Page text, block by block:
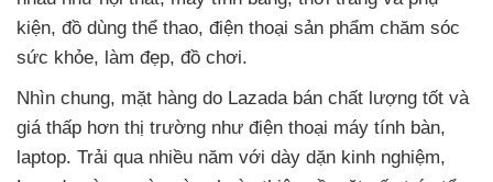
kiện, đồ dùng thể thao, điện thoại sản phẩm chăm sóc
sức khỏe, làm đẹp, đồ chơi.
Nhìn chung, mặt hàng do Lazada bán chất lượng tốt và
giá thấp hơn thị trường như điện thoại máy tính bàn,
laptop. Trải qua nhiều năm với dày dặn kinh nghiệm,